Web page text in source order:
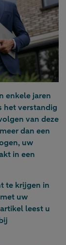
enkele jaren
het verstandig
van deze
dan een
uw
in een
te krijgen in
uw
leest u